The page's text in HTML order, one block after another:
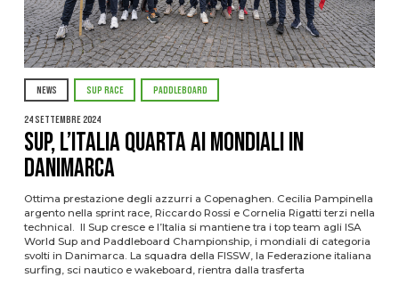
NEWS SUP RACE PADDLEBOARD
24 Settembre 2024
Sup, l’Italia quarta ai mondiali in
Danimarca
Ottima prestazione degli azzurri a Copenaghen. Cecilia Pampinella
argento nella sprint race, Riccardo Rossi e Cornelia Rigatti terzi nella
technical. Il Sup cresce e l’Italia si mantiene tra i top team agli ISA
World Sup and Paddleboard Championship, i mondiali di categoria
svolti in Danimarca. La squadra della FISSW, la Federazione italiana
surfing, sci nautico e wakeboard, rientra dalla trasferta